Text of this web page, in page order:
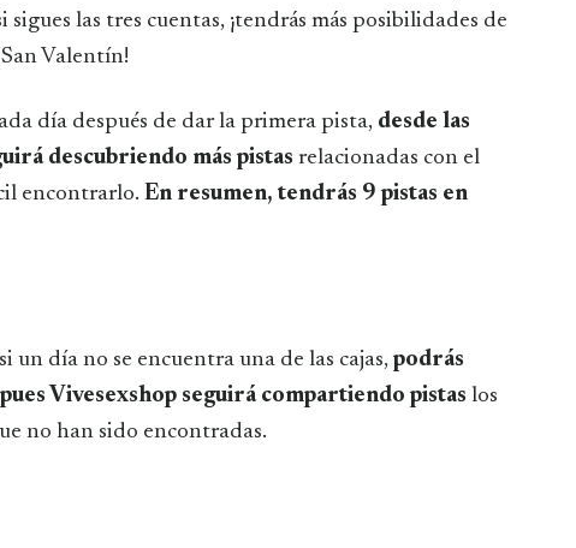
las tres cuentas, ¡tendrás más posibilidades de
Valentín!
día después de dar la primera pista, desde las
descubriendo más pistas relacionadas con el
encontrarlo. En resumen, tendrás 9 pistas en
un día no se encuentra una de las cajas,podrás
Vivesexshop seguirá compartiendo pistas los
no han sido encontradas.